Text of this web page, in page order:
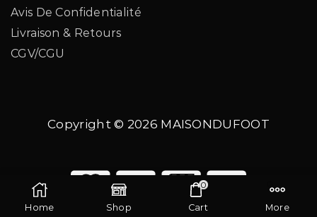
Avis De Confidentialité
Livraison & Retours
CGV/CGU
Copyright © 2026 MAISONDUFOOT
Home Shop
0
Cart More